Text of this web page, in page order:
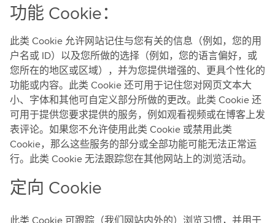
功能 Cookie：
此类 Cookie 允许网站记住与您有关的信息（例如，您的用
户名或 ID）以及您所做的选择（例如，您的语言偏好，或
您所在的地区或区域），并为您提供增强的、更具个性化的
功能或内容。此类 Cookie 还可用于记住您对网页文本大
小、字体和其他可自定义部分所做的更改。此类 Cookie 还
可用于提供您要求提供的服务，例如观看视频或在博客上发
表评论。如果您不允许使用此类 Cookie 或禁用此类
Cookie，那么这些服务的部分或全部功能可能无法正常运
行。此类 Cookie 无法跟踪您在其他网站上的浏览活动。
定向 Cookie